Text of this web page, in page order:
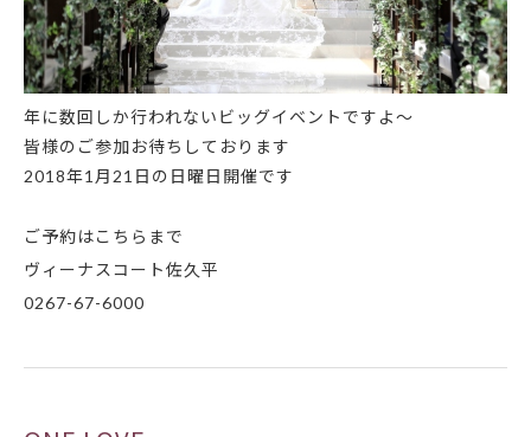
年に数回しか行われないビッグイベントですよ～
皆様のご参加お待ちしております
2018年1月21日の日曜日開催です
ご予約はこちらまで
ヴィーナスコート佐久平
0267-67-6000